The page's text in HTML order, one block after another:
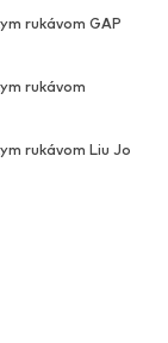
rukávom GAP
rukávom
rukávom Liu Jo